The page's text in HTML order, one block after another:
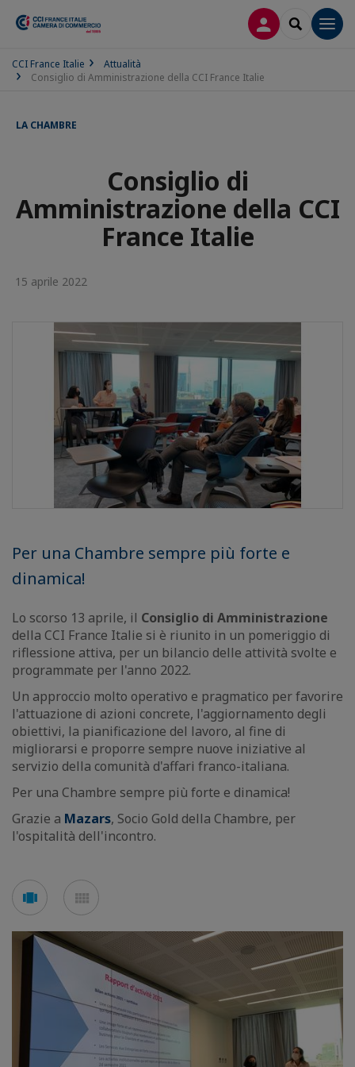
LOG INSEARCH
CCI France Italie
Attualità
Consiglio di Amministrazione della CCI France Italie
LA CHAMBRE
Consiglio di
Amministrazione della CCI
France Italie
15 aprile 2022
Per una Chambre sempre più forte e
dinamica!
Lo scorso 13 aprile, il Consiglio di Amministrazione
della CCI France Italie si è riunito in un pomeriggio di
riflessione attiva, per un bilancio delle attività svolte e
programmate per l'anno 2022.
Un approccio molto operativo e pragmatico per favorire
l'attuazione di azioni concrete, l'aggiornamento degli
obiettivi, la pianificazione del lavoro, al fine di
migliorarsi e proporre sempre nuove iniziative al
servizio della comunità d'affari franco-italiana.
Per una Chambre sempre più forte e dinamica!
Grazie a Mazars, Socio Gold della Chambre, per
l'ospitalità dell'incontro.
See
carouselmosaic